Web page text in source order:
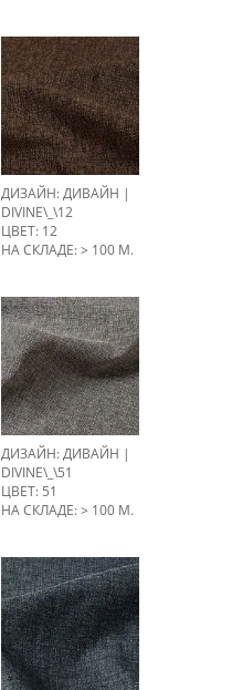
ДИЗАЙН: ДИВАЙН |
DIVINE\_\12
ЦВЕТ: 12
НА СКЛАДЕ: > 100 М.
ДИЗАЙН: ДИВАЙН |
DIVINE\_\51
ЦВЕТ: 51
НА СКЛАДЕ: > 100 М.